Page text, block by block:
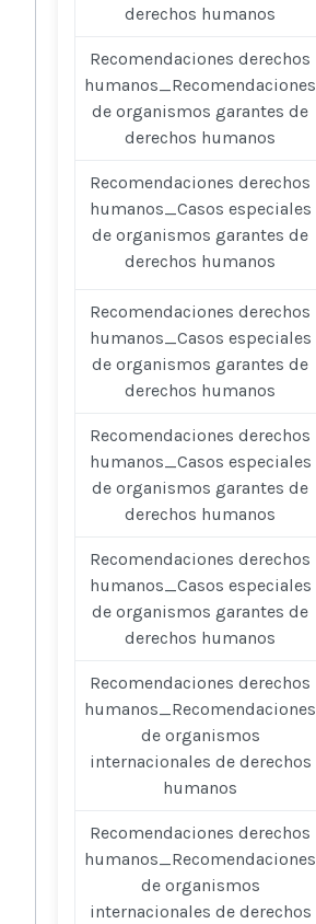
derechos humanos
Recomendaciones derechos
humanos_Recomendaciones
de organismos garantes de
derechos humanos
Recomendaciones derechos
humanos_Casos especiales
de organismos garantes de
derechos humanos
Recomendaciones derechos
humanos_Casos especiales
de organismos garantes de
derechos humanos
Recomendaciones derechos
humanos_Casos especiales
de organismos garantes de
derechos humanos
Recomendaciones derechos
humanos_Casos especiales
de organismos garantes de
derechos humanos
Recomendaciones derechos
humanos_Recomendaciones
de organismos
internacionales de derechos
humanos
Recomendaciones derechos
humanos_Recomendaciones
de organismos
internacionales de derechos